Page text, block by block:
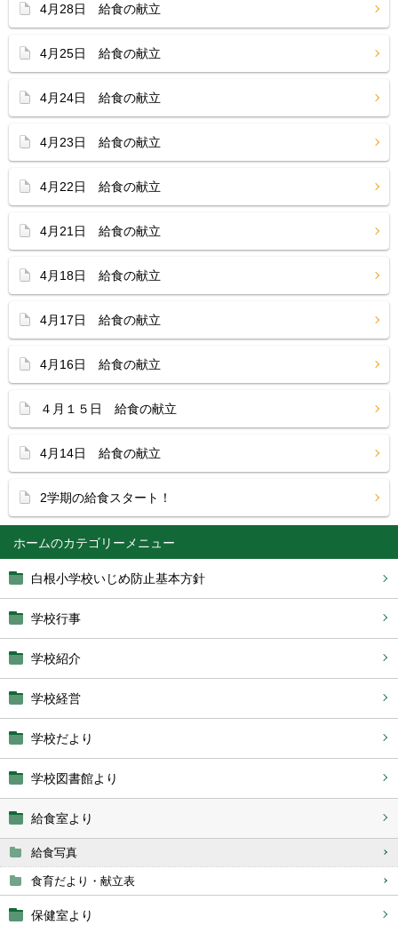
ホーム
白根小学校いじめ防止基本方針
学校行事
学校紹介
学校経営
学校だより
学校図書館より
給食室より
給食写真
食育だより・献立表
保健室より
4月28日 給食の献立
4月25日 給食の献立
4月24日 給食の献立
4月23日 給食の献立
4月22日 給食の献立
4月21日 給食の献立
4月18日 給食の献立
4月17日 給食の献立
4月16日 給食の献立
４月１５日 給食の献立
4月14日 給食の献立
2学期の給食スタート！